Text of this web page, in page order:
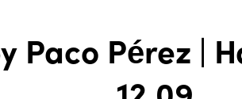
Paco Pérez |